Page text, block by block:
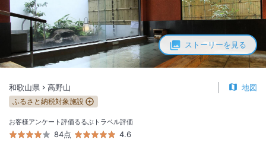
ストーリーを見る
和歌山県 高野山 地図
ふるさと納税対象施設
お客様アンケート評価
84点
るるぶトラベル評価
4.6